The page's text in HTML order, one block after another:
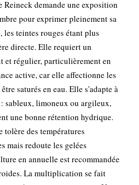
demande une exposition
pour exprimer pleinement sa
teintes rouges étant plus
directe. Elle requiert un
et régulier, particulièrement en
active, car elle affectionne les
saturés en eau. Elle s'adapte à
sableux, limoneux ou argileux,
une bonne rétention hydrique.
tolère des températures
mais redoute les gelées
en annuelle est recommandée
La multiplication se fait